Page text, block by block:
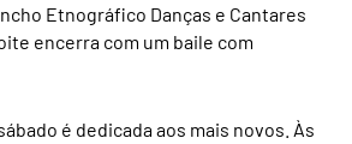
Etnográfico Danças e Cantares
encerra com um baile com
é dedicada aos mais novos. Às